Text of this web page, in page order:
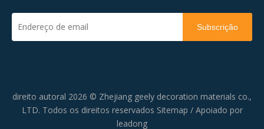
Subscrição
direito autoral 2026 © Zhejiang geely decoration materials co.,
LTD. Todos os direitos reservados Sitemap / Apoiado por
leadong